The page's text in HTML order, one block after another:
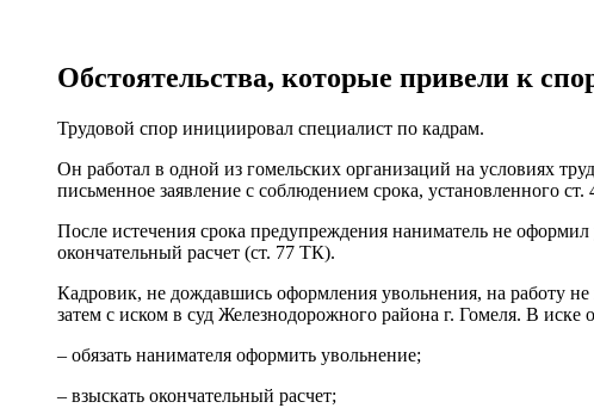
Обстоятельства, которые привели к
Трудовой спор инициировал специалист по кадрам.
Он работал в одной из гомельских организаций на условиях
письменное заявление с соблюдением срока, установленного
После истечения срока предупреждения наниматель не
окончательный расчет (ст. 77 ТК).
Кадровик, не дождавшись оформления увольнения, на работу
затем с иском в суд Железнодорожного района г. Гомеля. В иске
– обязать нанимателя оформить увольнение;
– взыскать окончательный расчет;